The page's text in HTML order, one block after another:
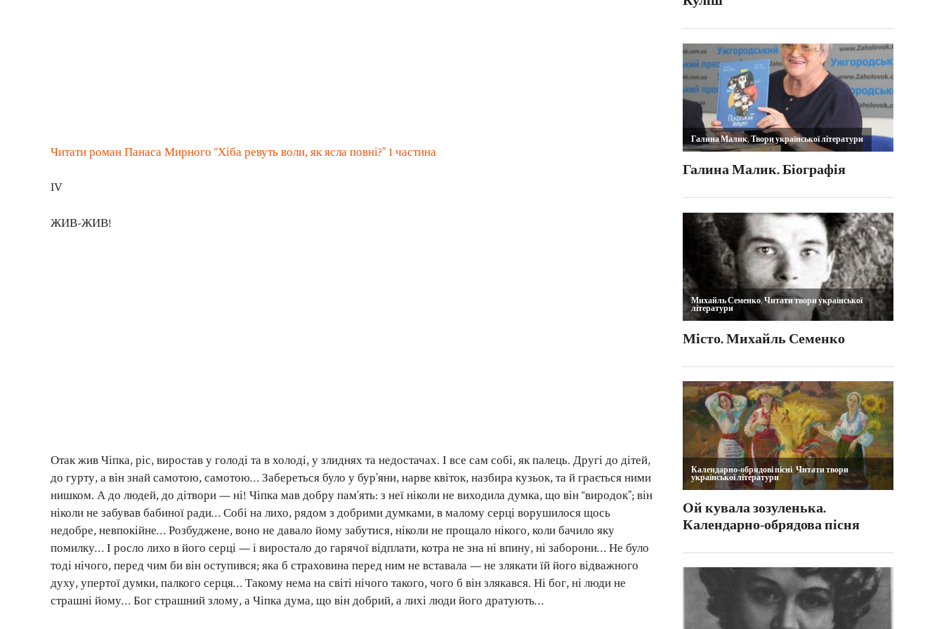
Читати роман Панаса Мирного “Хіба ревуть воли, як ясла повні?” 1 частина
IV
ЖИВ-ЖИВ!
Отак жив Чіпка, ріс, виростав у голоді та в холоді, у злиднях та недостачах. І все сам собі, як палець. Другі до дітей,
до гурту, а він знай самотою, самотою… Забереться було у бур’яни, нарве квіток, назбира кузьок, та й грається ними
нишком. А до людей, до дітвори — ні! Чіпка мав добру пам’ять: з неї ніколи не виходила думка, що він “виродок”; він
ніколи не забував бабиної ради… Собі на лихо, рядом з добрими думками, в малому серці ворушилося щось
недобре, невпокійне… Розбуджене, воно не давало йому забутися, ніколи не прощало нікого, коли бачило яку
помилку… І росло лихо в його серці — і виростало до гарячої відплати, котра не зна ні впину, ні заборони… Не було
тоді нічого, перед чим би він оступився; яка б страховина перед ним не вставала — не злякати їй його відважного
духу, упертої думки, палкого серця… Такому нема на світі нічого такого, чого б він злякався. Ні бог, ні люди не
страшні йому… Бог страшний злому, а Чіпка дума, що він добрий, а лихі люди його дратують…